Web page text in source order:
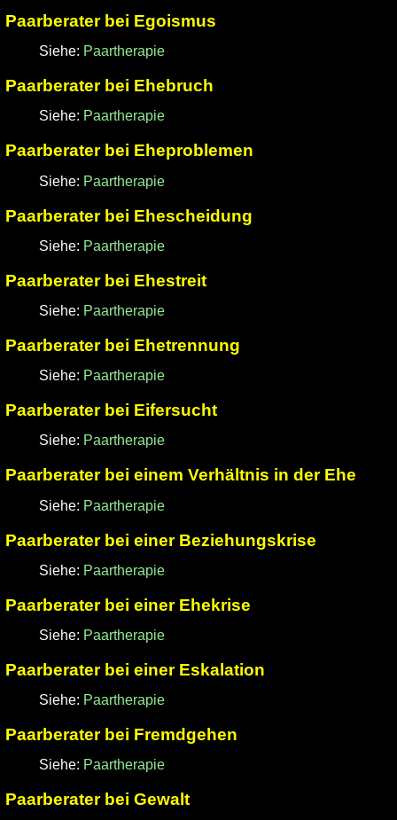
Paarberater bei Egoismus
Siehe: Paartherapie
Paarberater bei Ehebruch
Siehe: Paartherapie
Paarberater bei Eheproblemen
Siehe: Paartherapie
Paarberater bei Ehescheidung
Siehe: Paartherapie
Paarberater bei Ehestreit
Siehe: Paartherapie
Paarberater bei Ehetrennung
Siehe: Paartherapie
Paarberater bei Eifersucht
Siehe: Paartherapie
Paarberater bei einem Verhältnis in der Ehe
Siehe: Paartherapie
Paarberater bei einer Beziehungskrise
Siehe: Paartherapie
Paarberater bei einer Ehekrise
Siehe: Paartherapie
Paarberater bei einer Eskalation
Siehe: Paartherapie
Paarberater bei Fremdgehen
Siehe: Paartherapie
Paarberater bei Gewalt